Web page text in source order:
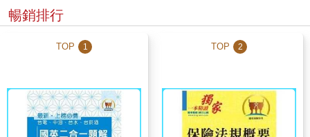
暢銷排行
TOP 1 TOP 2